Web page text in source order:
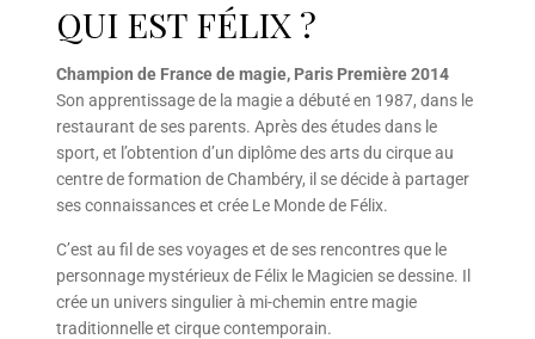
QUI EST FÉLIX ?
Champion de France de magie, Paris Première 2014
Son apprentissage de la magie a débuté en 1987, dans le
restaurant de ses parents. Après des études dans le
sport, et l’obtention d’un diplôme des arts du cirque au
centre de formation de Chambéry, il se décide à partager
ses connaissances et crée Le Monde de Félix.
C’est au fil de ses voyages et de ses rencontres que le
personnage mystérieux de Félix le Magicien se dessine. Il
crée un univers singulier à mi-chemin entre magie
traditionnelle et cirque contemporain.